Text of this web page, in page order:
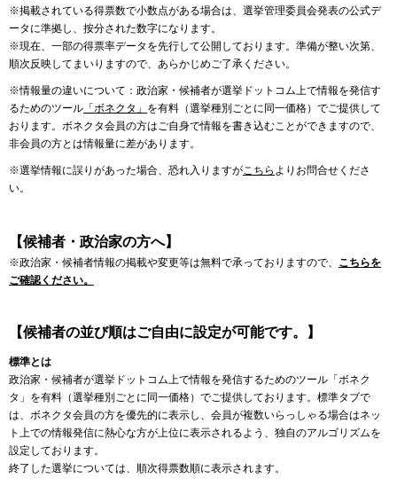
※掲載されている得票数で小数点がある場合は、選挙管理委員会発表の公式デ
ータに準拠し、按分された数字になります。
※現在、一部の得票率データを先行して公開しております。準備が整い次第、
順次反映してまいりますので、あらかじめご了承ください。
※情報量の違いについて：政治家・候補者が選挙ドットコム上で情報を発信す
るためのツール 「ボネクタ」 を有料（選挙種別ごとに同一価格）でご提供して
おります。ボネクタ会員の方はご自身で情報を書き込むことができますので、
非会員の方とは情報量に差があります。
※選挙情報に誤りがあった場合、恐れ入りますがこちら よりお問合せくださ
い。
【候補者・政治家の方へ】
※政治家・候補者情報の掲載や変更等は無料で承っておりますので、 こちらを
ご確認ください。
【候補者の並び順はご自由に設定が可能です。】
標準とは
政治家・候補者が選挙ドットコム上で情報を発信するためのツール「ボネク
タ」を有料（選挙種別ごとに同一価格）でご提供しております。標準タブで
は、ボネクタ会員の方を優先的に表示し、会員が複数いらっしゃる場合はネッ
ト上での情報発信に熱心な方が上位に表示されるよう、独自のアルゴリズムを
設定しております。
終了した選挙については、順次得票数順に表示されます。